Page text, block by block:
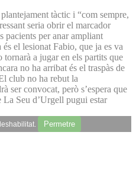
tàctic i “com sempre,
seria obrir el marcador
pacients per anar ampliant
el lesionat Fabio, que ja es va
tornarà a jugar en els partits que
no ha arribat és el traspàs de
club no ha rebut la
ser convocat, però s’espera que
Seu d’Urgell pugui estar
Permetre